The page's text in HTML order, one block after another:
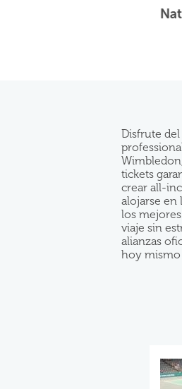
Disfrute
tickets
crear all-
alojarse en
los
viaje sin
alianzas
hoy mismo